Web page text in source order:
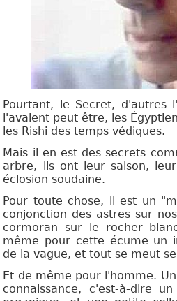
Pourtant, le Secret, d'autres
l'avaient peut être, les
les Rishi des temps védiques.
Mais il en est des secrets
arbre, ils ont leur saison,
éclosion soudaine.
Pour toute chose, il est un
conjonction des astres sur
cormoran sur le rocher
même pour cette écume un
de la vague, et tout se meut
Et de même pour l'homme.
connaissance, c'est-à-dire